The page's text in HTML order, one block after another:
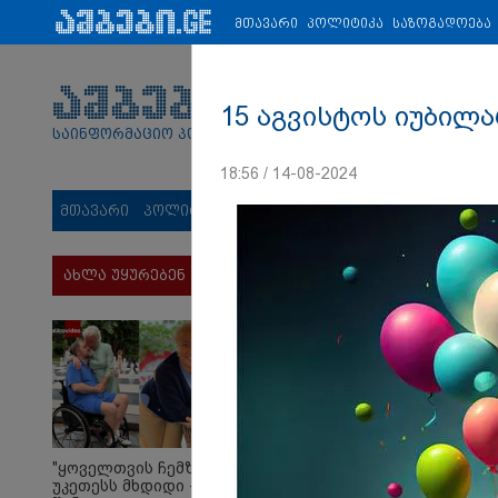
პარტნიორები: ახალი ამბები ეკონომიკა ვიდეო
საინფორმაციო პორტალი
მთავარი პოლიტიკა
ახლა უყურებენ
"ყოველთვის ჩემზე
უკეთესს მხდიდი -
მთავარი პოლიტიკა საზოგადოება
15 აგვისტოს
18:56 / 14-08-2024